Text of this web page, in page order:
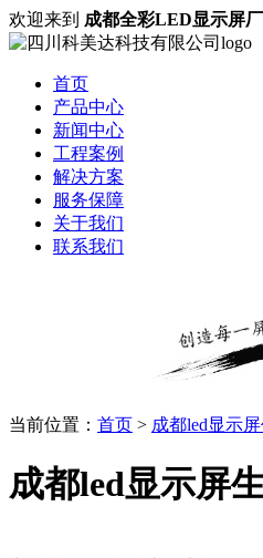
欢迎来到 成都全彩LED显示屏
首页
产品中心
新闻中心
工程案例
解决方案
服务保障
关于我们
联系我们
当前位置： 首页 > 成都led显示
成都led显示屏